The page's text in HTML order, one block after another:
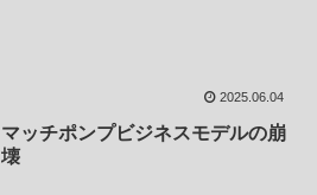
2025.06.04
マッチポンプビジネスモデルの崩
壊